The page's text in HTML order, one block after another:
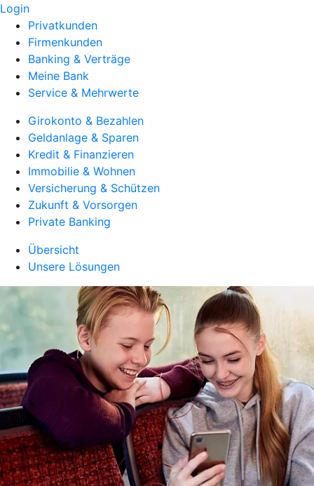
Login
Privatkunden
Firmenkunden
Banking & Verträge
Meine Bank
Service & Mehrwerte
Girokonto & Bezahlen
Geldanlage & Sparen
Kredit & Finanzieren
Immobilie & Wohnen
Versicherung & Schützen
Zukunft & Vorsorgen
Private Banking
Übersicht
Unsere Lösungen